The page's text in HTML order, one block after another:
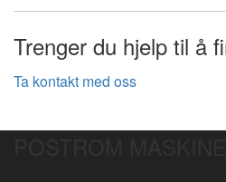
Trenger du hjelp til å
Ta kontakt med oss